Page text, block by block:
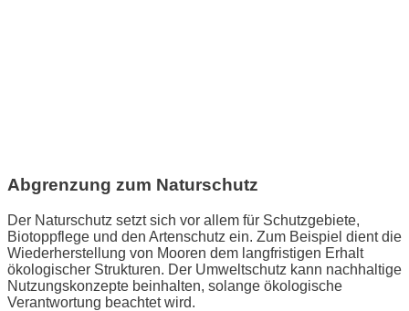
Abgrenzung zum Naturschutz
Der Naturschutz setzt sich vor allem für Schutzgebiete,
Biotoppflege und den Artenschutz ein. Zum Beispiel dient die
Wiederherstellung von Mooren dem langfristigen Erhalt
ökologischer Strukturen. Der Umweltschutz kann nachhaltige
Nutzungskonzepte beinhalten, solange ökologische
Verantwortung beachtet wird.